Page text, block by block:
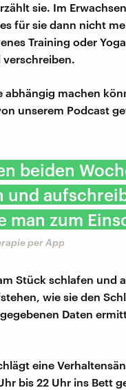
sie. Im
für sie dann nicht
Training oder
abhängig machen
unserem Podcast
beiden
man zum
per App
Stück schlafen und
wie sie den
Daten
eine
bis 22 Uhr ins Bett